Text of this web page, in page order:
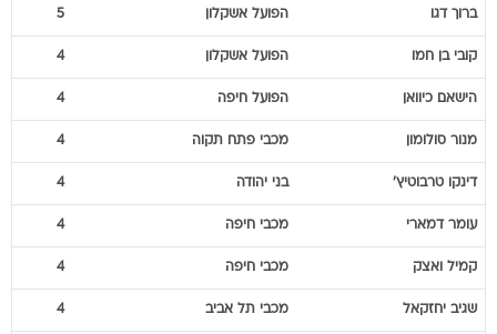
ברוך דגו הפועל אשקלון 5
קובי בן חמו הפועל אשקלון 4
הישאם כיוואן הפועל חיפה 4
מנור סולומון מכבי פתח תקוה 4
דינקו טרבוטיץ' בני יהודה 4
עומר דמארי מכבי חיפה 4
קמיל ואצק מכבי חיפה 4
שגיב יחזקאל מכבי תל אביב 4